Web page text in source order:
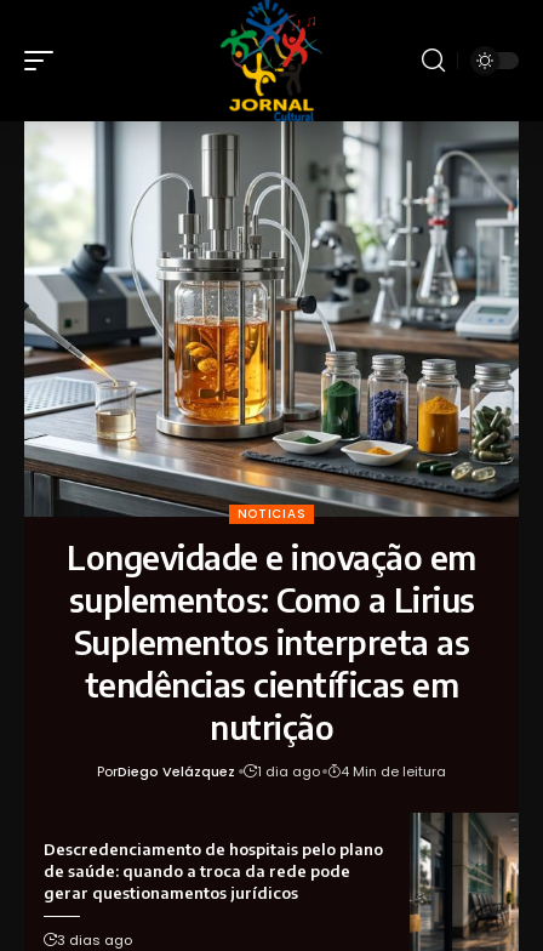
NOTICIAS
Longevidade e inovação em
suplementos: Como a Lirius
Suplementos interpreta as
tendências científicas em
nutrição
PorDiego Velázquez 1 dia ago 4 Min de leitura
Descredenciamento de hospitais pelo plano
de saúde: quando a troca da rede pode
gerar questionamentos jurídicos
3 dias ago